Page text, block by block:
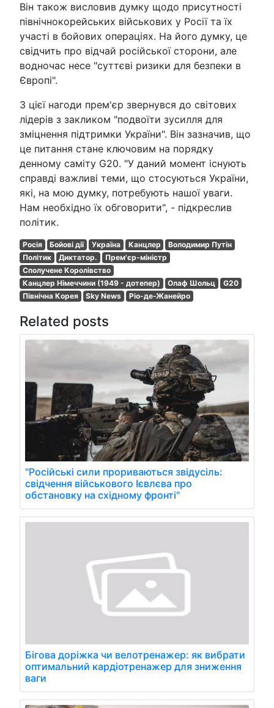
Він також висловив думку щодо присутності
північнокорейських військових у Росії та їх
участі в бойових операціях. На його думку, це
свідчить про відчай російської сторони, але
водночас несе "суттєві ризики для безпеки в
Європі".
З цієї нагоди прем'єр звернувся до світових
лідерів з закликом "подвоїти зусилля для
зміцнення підтримки України". Він зазначив, що
це питання стане ключовим на порядку
денному саміту G20. "У даний момент існують
справді важливі теми, що стосуються України,
які, на мою думку, потребують нашої уваги.
Нам необхідно їх обговорити", - підкреслив
політик.
Росія Бойові дії Україна Канцлер
Володимир Путін
Політик
Диктатор.
Прем'єр-міністр
Сполучене Королівство
Канцлер Німеччини (1949 - дотепер)
Олаф Шольц
G20
Північна Корея
Sky News Ріо-де-Жанейро
Related posts
"Російські сили прориваються звідусіль:
свідчення військового Ієвлєва про
обстановку на східному фронті"
Бігова доріжка чи велотренажер: як вибрати
оптимальний кардіотренажер для зниження
ваги